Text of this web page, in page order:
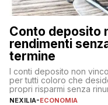
Conto deposito
rendimenti
termine
I conti deposito non
per tutti coloro che
propri risparmi senza
necessità. A differenza
NEXILIA-ECONOMIA